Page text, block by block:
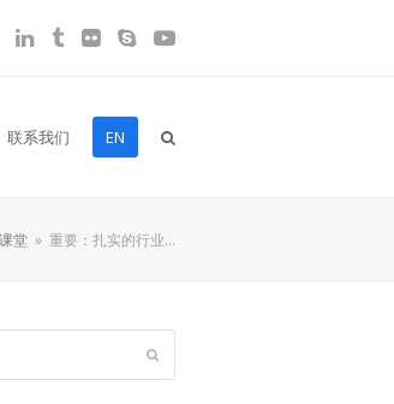
LinkedIn
Tumblr
FlickrSkypeYouTube
联系我们 EN
堂 » 重要：扎实的行业…